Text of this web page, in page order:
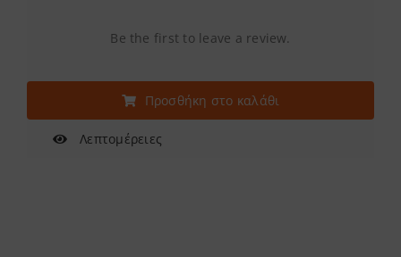
Be the first to leave a review.
Προσθήκη στο καλάθι
Λεπτομέρειες